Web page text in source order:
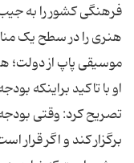
فرهنگی کشور را به
او با تاکید براینکه
تصریح کرد: وقتی
برگزار کند و اگر